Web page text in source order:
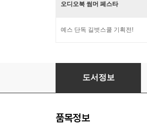
오디오북 썸머 페스타
예스 단독 길벗스쿨 기획전!
실격당한 자들을 위한 변론
도서정보
품목정보